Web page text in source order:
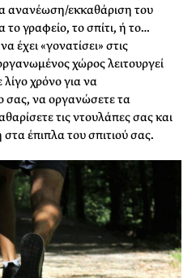
ανανέωση/εκκαθάριση του
το γραφείο, το σπίτι, ή το…
έχει «γονατίσει» στις
χώρος λειτουργεί
χρόνο για να
σας, να οργανώσετε τα
τις ντουλάπες σας και
στα έπιπλα του σπιτιού σας.